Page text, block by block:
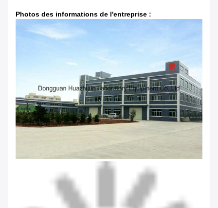
Photos des informations de l'entreprise :